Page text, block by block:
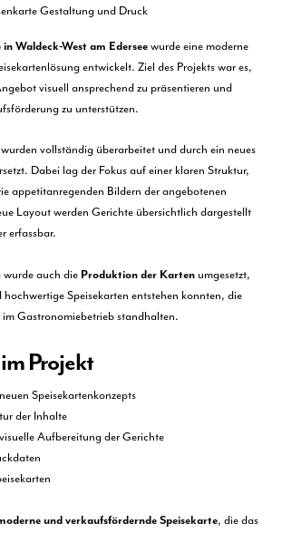
in Waldeck-West am Edersee wurde eine moderne
entwickelt. Ziel des Projekts war es,
visuell ansprechend zu präsentieren und
zu unterstützen.
vollständig überarbeitet und durch ein neues
Dabei lag der Fokus auf einer klaren Struktur,
appetitanregenden Bildern der angebotenen
Layout werden Gerichte übersichtlich dargestellt
erfassbar.
wurde auch die Produktion der Karten umgesetzt,
hochwertige Speisekarten entstehen konnten, die
Gastronomiebetrieb standhalten.
Projekt
Speisekartenkonzepts
der Inhalte
Aufbereitung der Gerichte
und verkaufsfördernde Speisekarte, die das